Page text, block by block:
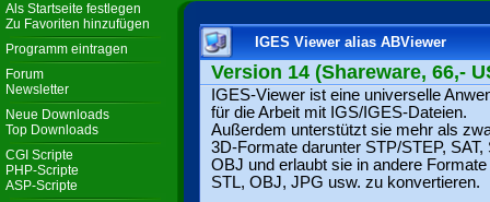
Als Startseite festlegen
Zu Favoriten hinzufügen
Programm eintragen
Forum
Newsletter
Neue Downloads
Top Downloads
CGI Scripte
PHP-Scripte
ASP-Scripte
IGES Viewer alias ABViewer
Version 14 (Shareware, 66,-
IGES-Viewer ist eine universelle
für die Arbeit mit IGS/IGES-Dateien.
Außerdem unterstützt sie mehr als
3D-Formate darunter STP/STEP, SAT,
OBJ und erlaubt sie in andere
STL, OBJ, JPG usw. zu konvertieren.